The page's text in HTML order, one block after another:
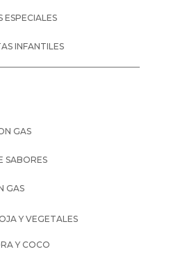
ESPECIALES
INFANTILES
GAS
SABORES
GAS
Y VEGETALES
Y COCO